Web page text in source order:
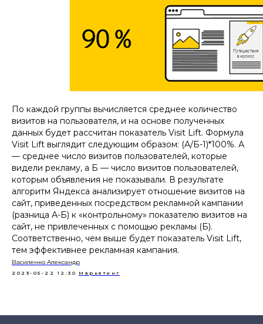
По каждой группы вычисляется среднее количество
визитов на пользователя, и на основе полученных
данных будет рассчитан показатель Visit Lift. Формула
Visit Lift выглядит следующим образом: (А/Б-1)*100%. А
— среднее число визитов пользователей, которые
видели рекламу, а Б — число визитов пользователей,
которым объявления не показывали. В результате
алгоритм Яндекса анализирует отношение визитов на
сайт, приведенных посредством рекламной кампании
(разница А-Б) к «контрольному» показателю визитов на
сайт, не привлеченных с помощью рекламы (Б).
Соответственно, чем выше будет показатель Visit Lift,
тем эффективнее рекламная кампания.
Василенко Александр
2023-05-22 12:30 Маркетинг